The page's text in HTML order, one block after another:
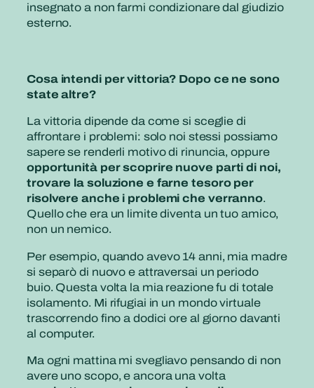
insegnato a non farmi condizionare dal giudizio
esterno.
Cosa intendi per vittoria? Dopo ce ne sono
state altre?
La vittoria dipende da come si sceglie di
affrontare i problemi: solo noi stessi possiamo
sapere se renderli motivo di rinuncia, oppure
opportunità per scoprire nuove parti di noi,
trovare la soluzione e farne tesoro per
risolvere anche i problemi che verranno.
Quello che era un limite diventa un tuo amico,
non un nemico.
Per esempio, quando avevo 14 anni, mia madre
si separò di nuovo e attraversai un periodo
buio. Questa volta la mia reazione fu di totale
isolamento. Mi rifugiai in un mondo virtuale
trascorrendo fino a dodici ore al giorno davanti
al computer.
Ma ogni mattina mi svegliavo pensando di non
avere uno scopo, e ancora una volta